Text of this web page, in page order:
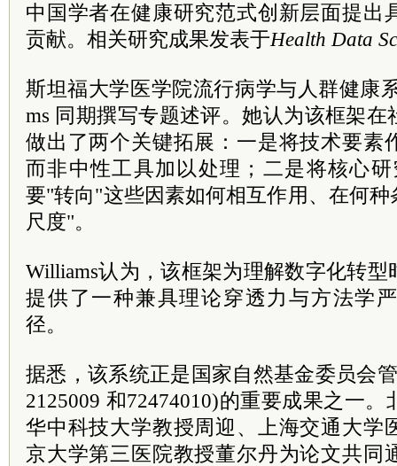
中国学者在健康研究范式创新层面提出
贡献。相关研究成果发表于Health Data
斯坦福大学医学院流行病学与人群健康
ms 同期撰写专题述评。她认为该框架
做出了两个关键拓展：一是将技术要素
而非中性工具加以处理；二是将核心
要"转向"这些因素如何相互作用、在何
尺度"。
Williams认为，该框架为理解数字化转
提供了一种兼具理论穿透力与方法学
径。
据悉，该系统正是国家自然基金委员会
2125009 和72474010)的重要成果之一
华中科技大学教授周迎、上海交通大学
京大学第三医院教授董尔丹为论文共同